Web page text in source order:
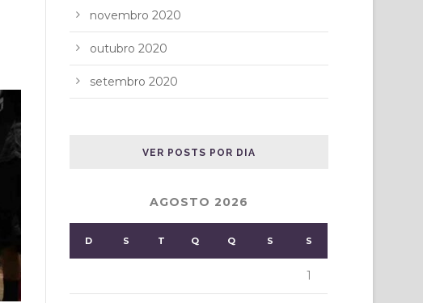
novembro 2020
outubro 2020
setembro 2020
VER POSTS POR DIA
AGOSTO 2026
D S T Q Q S S
1